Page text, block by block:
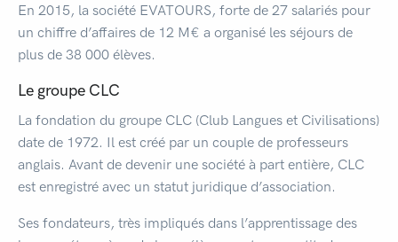
En 2015, la société EVATOURS, forte de 27 salariés pour
un chiffre d’affaires de 12 M€ a organisé les séjours de
plus de 38 000 élèves.
Le groupe CLC
La fondation du groupe CLC (Club Langues et Civilisations)
date de 1972. Il est créé par un couple de professeurs
anglais. Avant de devenir une société à part entière, CLC
est enregistré avec un statut juridique d’association.
Ses fondateurs, très impliqués dans l’apprentissage des